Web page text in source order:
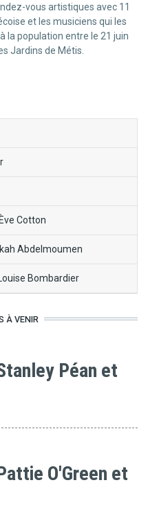
vous artistiques avec 11
et les musiciens qui les
la population entre le 21 juin
Jardins de Métis.
Cotton
Abdelmoumen
Bombardier
À VENIR
Péan et
O'Green et